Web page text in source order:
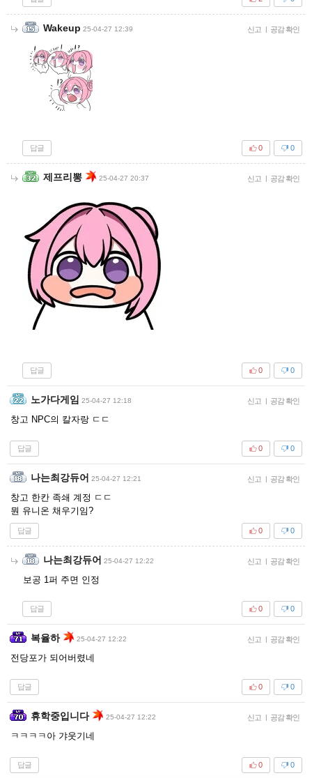
Wakeup 25-04-27 12:39 신고 | 공감 확인
답글 0
0
제프리뽕 25-04-27 20:37 신고 | 공감 확인
답글 0
0
노가다게임 25-04-27 12:18 신고 | 공감 확인
창고 NPC의 칼자랑 ㄷㄷ
답글 0
0
나는최강듀어 25-04-27 12:21 신고 | 공감 확인
창고 한칸 족쇄 계정 ㄷㄷ
뭔 유니온 채우기임?
답글 0
0
나는최강듀어 25-04-27 12:22 신고 | 공감 확인
보공 1퍼 주면 인정
답글 0
0
복율하 25-04-27 12:22 신고 | 공감 확인
전당포가 되어버렸네
답글 0
0
휴학중입니다 25-04-27 12:22 신고 | 공감 확인
ㅋㅋㅋㅋ아 갸웃기네
답글 0
0